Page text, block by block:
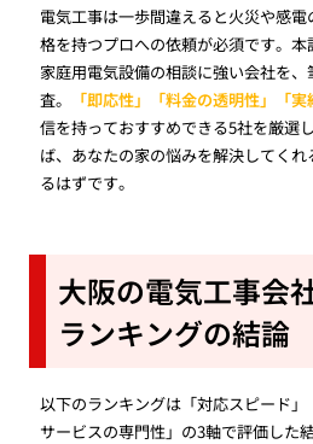
電気工事は一歩間違えると火災や感
格を持つプロへの依頼が必須です。
家庭用電気設備の相談に強い会社を
査。
「即応性」「料金の透明性」「実
信を持っておすすめできる5社を厳選
ば、あなたの家の悩みを解決してく
るはずです。
大阪の電気工事会
ランキングの結論
以下のランキングは「対応スピード
サービスの専門性」の3軸で評価した